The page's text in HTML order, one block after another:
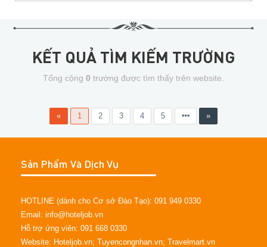
KẾT QUẢ TÌM KIẾM TRƯỜNG
Tổng cộng 0 trường được tìm thấy trên website.
« 1 2 3 4 5 »
Sản Phẩm Và Dịch Vụ
HOTLINE (dành cho Cơ sở Đào Tạo): 091 949 0330
Email: info@hoteljob.vn
Hỗ trợ ứng viên: 091 668 0330
Website: Hoteljob.vn; Tuyencongnhan.vn; Travelmart.vn